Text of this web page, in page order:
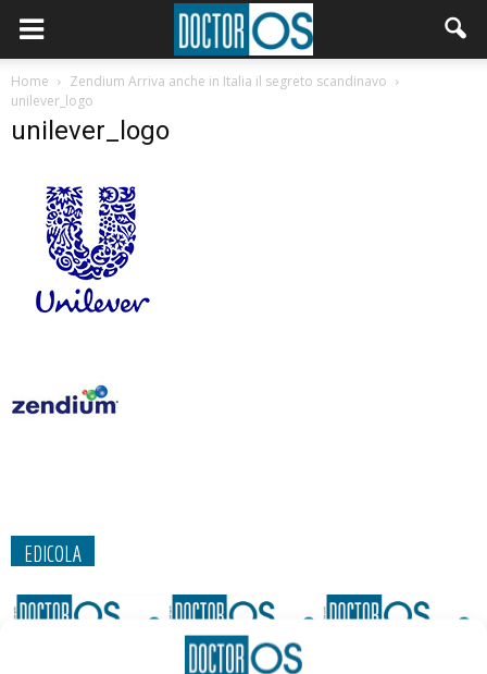
Home
Zendium Arriva anche in Italia il segreto scandinavo
unilever_logo
unilever_logo
EDICOLA